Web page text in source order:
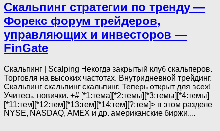
Скальпинг стратегии по тренду —
Форекс форум трейдеров,
управляющих и инвесторов —
FinGate
Скальпинг | Scalping Некогда закрытый клуб скальперов.
Торговля на высоких частотах. Внутридневной трейдинг.
Скальпинг скальпинг скальпинг. Теперь открыт для всех!
Учитесь, новички. +# [*1:тема][*2:темы][*3:темы][*4:темы]
[*11:тем][*12:тем][*13:тем][*14:тем][?:тем]> в этом разделе
NYSE, NASDAQ, AMEX и др. американские биржи....